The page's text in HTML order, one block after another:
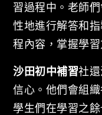
習過程中。老師
性地進行解答和
程內容，掌握學習
沙田初中補習社
信心。他們會組
學生們在學習之